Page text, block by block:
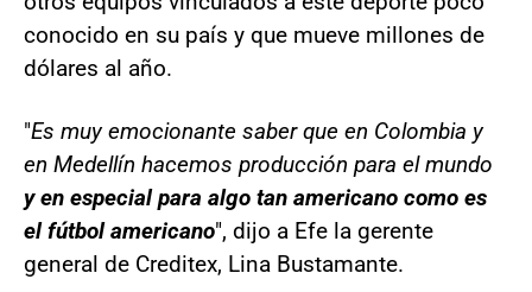
conocido en su país y que mueve millones de
dólares al año.
"Es muy emocionante saber que en Colombia y
en Medellín hacemos producción para el mundo
y en especial para algo tan americano como es
el fútbol americano", dijo a Efe la gerente
general de Creditex, Lina Bustamante.